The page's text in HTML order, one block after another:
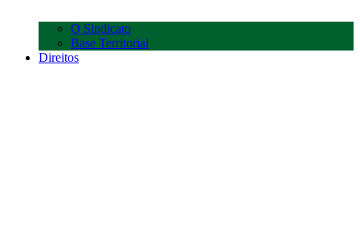
O Sindicato
Base Territorial
Direitos